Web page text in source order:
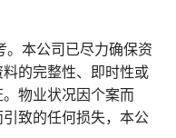
。本公司已尽力确保资
的完整性、即时性或
物业状况因个案而
致的任何损失，本公